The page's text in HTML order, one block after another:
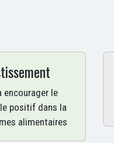
encourager le
positif dans la
alimentaires